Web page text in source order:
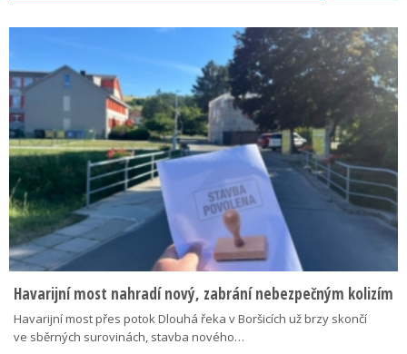
Havarijní most nahradí nový, zabrání nebezpečným kolizím
Havarijní most přes potok Dlouhá řeka v Boršicích už brzy skončí
ve sběrných surovinách, stavba nového…